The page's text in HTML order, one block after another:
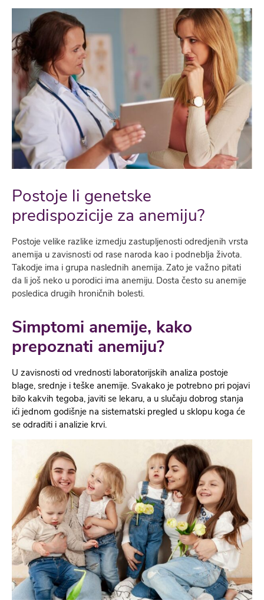
Postoje li genetske
predispozicije za anemiju?
Postoje velike razlike izmedju zastupljenosti odredjenih vrsta
anemija u zavisnosti od rase naroda kao i podneblja života.
Takodje ima i grupa naslednih anemija. Zato je važno pitati
da li još neko u porodici ima anemiju. Dosta često su anemije
posledica drugih hroničnih bolesti.
Simptomi anemije, kako
prepoznati anemiju?
U zavisnosti od vrednosti laboratorijskih analiza postoje
blage, srednje i teške anemije. Svakako je potrebno pri pojavi
bilo kakvih tegoba, javiti se lekaru, a u slučaju dobrog stanja
ići jednom godišnje na sistematski pregled u sklopu koga će
se odraditi i analizie krvi.